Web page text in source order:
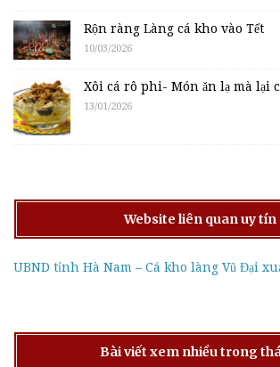
Rộn ràng Làng cá kho vào Tết
10/03/2026
Xôi cá rô phi- Món ăn lạ mà lại
13/01/2026
Website liên quan uy tín
UBND tỉnh Hà Nam – Cá kho làng Vũ Đại
Bài viết xem nhiều trong